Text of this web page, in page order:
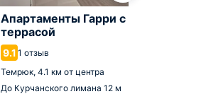
Апартаменты Гарри с
террасой
9.1 1 отзыв
Темрюк, 4.1 км от центра
До Курчанского лимана 12 м